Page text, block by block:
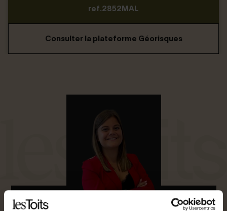
ref.2852MAL
Consulter la plateforme Géorisques